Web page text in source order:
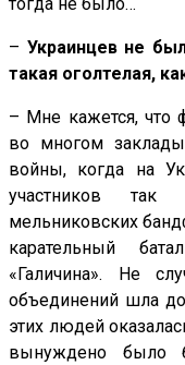
тогда не было…
– Украинцев не
такая оголтелая,
– Мне кажется, что
во многом
войны, когда на
участников так
мельниковских
карательный
«Галичина». Не
объединений шла до
этих людей
вынуждено было